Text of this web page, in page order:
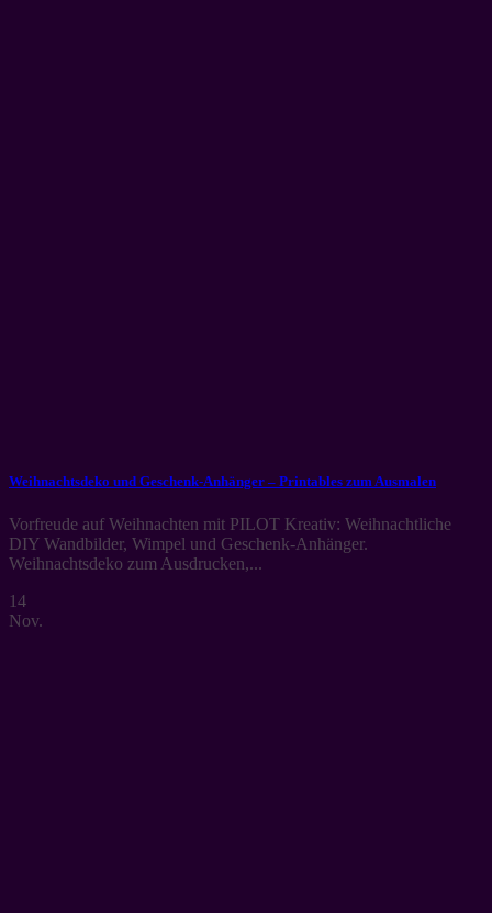
Weihnachtsdeko und Geschenk-Anhänger – Printables zum Ausmalen
Vorfreude auf Weihnachten mit PILOT Kreativ: Weihnachtliche
DIY Wandbilder, Wimpel und Geschenk-Anhänger.
Weihnachtsdeko zum Ausdrucken,...
14
Nov.